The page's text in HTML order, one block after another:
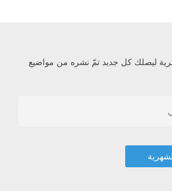
ليصلك كل جديد تمّ نشره من مواضيع